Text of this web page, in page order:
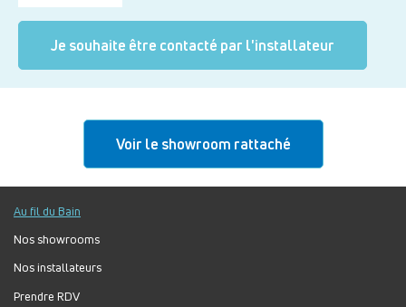
Je souhaite être contacté par l'installateur
Voir le showroom rattaché
Au fil du Bain
Nos showrooms
Nos installateurs
Prendre RDV